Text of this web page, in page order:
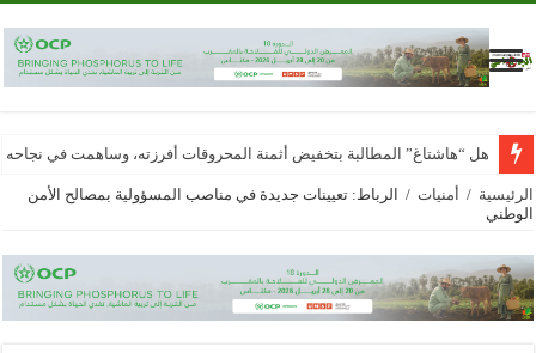
هل “هاشتاغ” المطالبة بتخفيض أثمنة المحروقات أفرزته، وساهمت في
الرئيسية / أمنيات /
الرباط: تعيينات جديدة في مناصب المسؤولية بمصالح الأمن
الوطني